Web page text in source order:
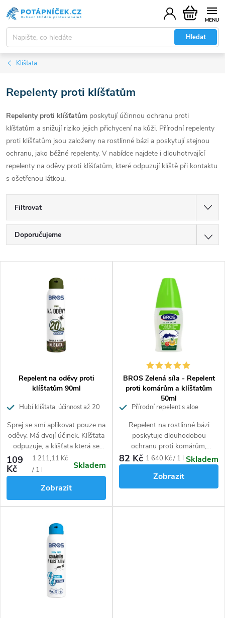
Přejít
na
obsah
Hledat
Nákupní
košík
Klíšťata
Repelenty proti klíšťatům
Repelenty proti klíšťatům poskytují účinnou ochranu proti
klíšťatům a snižují riziko jejich přichycení na kůži. Přírodní repelenty
proti klíšťatům jsou založeny na rostlinné bázi a poskytují stejnou
ochranu, jako běžné repelenty. V nabídce najdete i dlouhotrvající
repelenty na oděvy proti klíšťatům, které odpuzují klíště při kontaktu
s ošetřenou látkou.
Filtrovat
a
Doporučujeme
Nejprodávanější
t
ů
Repelent na oděvy proti
klíšťatům 90ml
Hubí klíšťata, účinnost až 20
Sprej se smí aplikovat pouze na
oděvy. Má dvojí účinek. Klíšťata
odpuzuje, a klíšťata která se
dostanou do kontaktu s
ošetřeným oděvem zabije.
109
Kč
Měrná
cena:
1 211,11 Kč
/ 1 l
Skladem
Zobrazit
BROS Zelená síla - Repelent
proti komárům a klíšťatům
50ml
Přírodní repelent s aloe
Repelent na rostlinné bázi
poskytuje dlouhodobou
ochranu proti komárům,
klíšťatům a muchničkám.
Neobsahuje DEET.
82 Kč Měrná
1 640 Kč / 1 l Skladem
Zobrazit